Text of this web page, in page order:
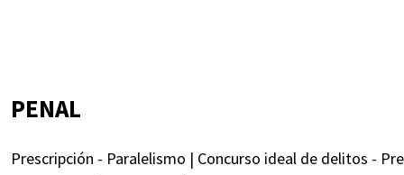
PENAL
Prescripción - Paralelismo | Concurso ideal de delitos -